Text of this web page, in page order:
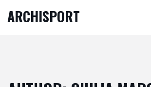
ARCHISPORT